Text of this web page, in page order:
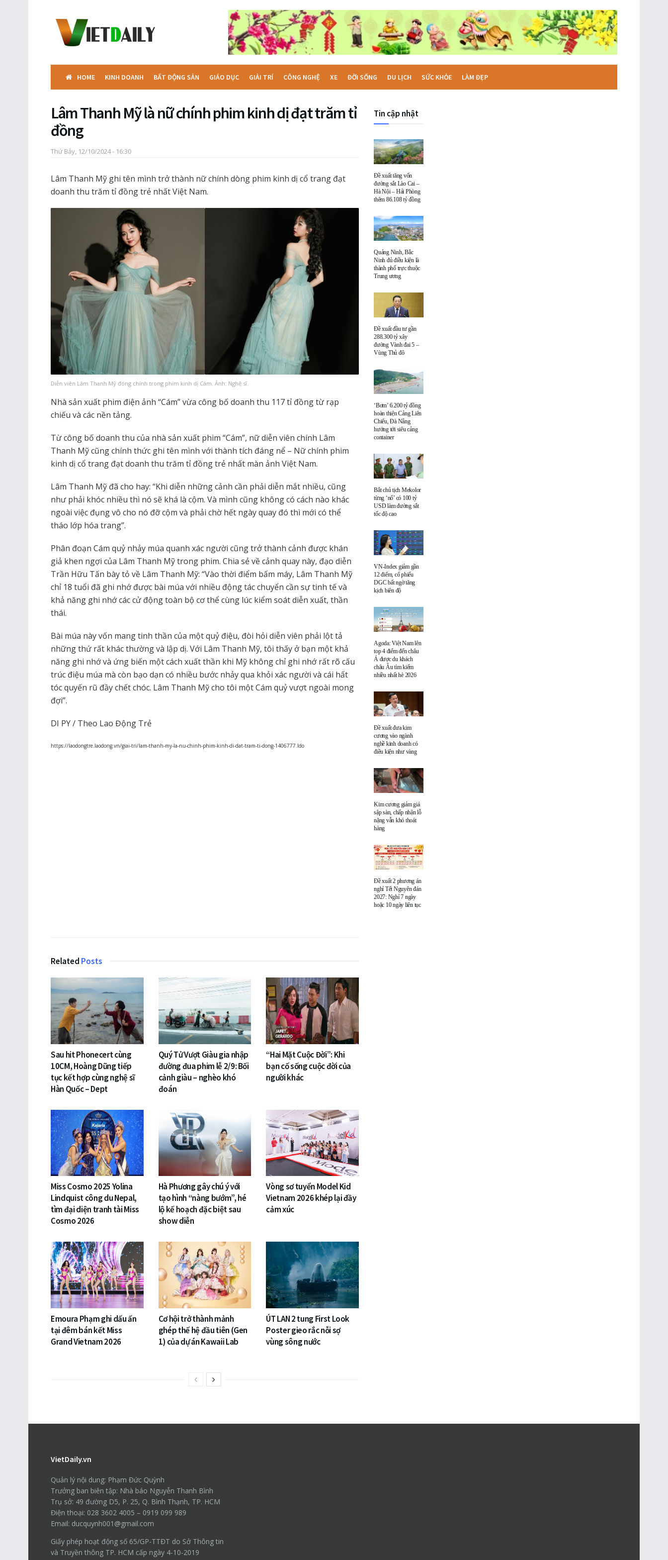
HOME KINH DOANH BẤT ĐỘNG SẢN GIÁO DỤC GIẢI TRÍ CÔNG NGHỆ XE ĐỜI SỐNG DU LỊCH SỨC KHỎE LÀM ĐẸP
Lâm Thanh Mỹ là nữ chính phim kinh dị đạt trăm tỉ
đồng
Thứ Bảy, 12/10/2024 - 16:30
Lâm Thanh Mỹ ghi tên mình trở thành nữ chính dòng phim kinh dị cổ trang đạt
doanh thu trăm tỉ đồng trẻ nhất Việt Nam.
Diễn viên Lâm Thanh Mỹ đóng chính trong phim kinh dị Cám. Ảnh: Nghệ sĩ.
Nhà sản xuất phim điện ảnh “Cám” vừa công bố doanh thu 117 tỉ đồng từ rạp
chiếu và các nền tảng.
Từ công bố doanh thu của nhà sản xuất phim “Cám”, nữ diễn viên chính Lâm
Thanh Mỹ cũng chính thức ghi tên mình với thành tích đáng nể – Nữ chính phim
kinh dị cổ trang đạt doanh thu trăm tỉ đồng trẻ nhất màn ảnh Việt Nam.
Lâm Thanh Mỹ đã cho hay: “Khi diễn những cảnh cần phải diễn mắt nhiều, cũng
như phải khóc nhiều thì nó sẽ khá là cộm. Và mình cũng không có cách nào khác
ngoài việc đụng vô cho nó đỡ cộm và phải chờ hết ngày quay đó thì mới có thể
tháo lớp hóa trang”.
Phân đoạn Cám quỷ nhảy múa quanh xác người cũng trở thành cảnh được khán
giả khen ngợi của Lâm Thanh Mỹ trong phim. Chia sẻ về cảnh quay này, đạo diễn
Trần Hữu Tấn bày tỏ về Lâm Thanh Mỹ: “Vào thời điểm bấm máy, Lâm Thanh Mỹ
chỉ 18 tuổi đã ghi nhớ được bài múa với nhiều động tác chuyển cần sự tinh tế và
khả năng ghi nhớ các cử động toàn bộ cơ thể cùng lúc kiểm soát diễn xuất, thần
thái.
Bài múa này vốn mang tinh thần của một quỷ điệu, đòi hỏi diễn viên phải lột tả
những thứ rất khác thường và lập dị. Với Lâm Thanh Mỹ, tôi thấy ở bạn một khả
năng ghi nhớ và ứng biến một cách xuất thần khi Mỹ không chỉ ghi nhớ rất rõ cấu
trúc điệu múa mà còn bạo dạn có nhiều bước nhảy qua khỏi xác người và cái hất
tóc quyến rũ đầy chết chóc. Lâm Thanh Mỹ cho tôi một Cám quỷ vượt ngoài mong
đợi”.
DI PY / Theo Lao Động Trẻ
https://laodongtre.laodong.vn/giai-tri/lam-thanh-my-la-nu-chinh-phim-kinh-di-dat-tram-ti-dong-1406777.ldo
Related Posts
Sau hit Phonecert cùng
10CM, Hoàng Dũng tiếp
tục kết hợp cùng nghệ sĩ
Hàn Quốc – Dept
Quý Tử Vượt Giàu gia nhập
đường đua phim lễ 2/9: Bối
cảnh giàu – nghèo khó
đoán
“Hai Mặt Cuộc Đời”: Khi
bạn cố sống cuộc đời của
người khác
Miss Cosmo 2025 Yolina
Lindquist công du Nepal,
tìm đại diện tranh tài Miss
Cosmo 2026
Hà Phương gây chú ý với
tạo hình “nàng bướm”, hé
lộ kế hoạch đặc biệt sau
show diễn
Vòng sơ tuyển Model Kid
Vietnam 2026 khép lại đầy
cảm xúc
Emoura Phạm ghi dấu ấn
tại đêm bán kết Miss
Grand Vietnam 2026
Cơ hội trở thành mảnh
ghép thế hệ đầu tiên (Gen
1) của dự án Kawaii Lab
ÚT LAN 2 tung First Look
Poster gieo rắc nỗi sợ
vùng sông nước
Tin cập nhật
Đề xuất tăng vốn
đường sắt Lào Cai –
Hà Nội – Hải Phòng
thêm 86.108 tỷ đồng
Quảng Ninh, Bắc
Ninh đủ điều kiện là
thành phố trực thuộc
Trung ương
Đề xuất đầu tư gần
288.300 tỷ xây
đường Vành đai 5 –
Vùng Thủ đô
‘Bơm’ 6.200 tỷ đồng
hoàn thiện Cảng Liên
Chiểu, Đà Nẵng
hướng tới siêu cảng
container
Bắt chủ tịch Mekolor
từng ‘nổ’ có 100 tỷ
USD làm đường sắt
tốc độ cao
VN-Index giảm gần
12 điểm, cổ phiếu
DGC bất ngờ tăng
kịch biên độ
Agoda: Việt Nam lên
top 4 điểm đến châu
Á được du khách
châu Âu tìm kiếm
nhiều nhất hè 2026
Đề xuất đưa kim
cương vào ngành
nghề kinh doanh có
điều kiện như vàng
Kim cương giảm giá
sập sàn, chấp nhận lỗ
nặng vẫn khó thoát
hàng
Đề xuất 2 phương án
nghỉ Tết Nguyên đán
2027: Nghỉ 7 ngày
hoặc 10 ngày liên tục
VietDaily.vn
Quản lý nội dung: Phạm Đức Quỳnh
Trưởng ban biên tập: Nhà báo Nguyễn Thanh Bình
Trụ sở: 49 đường D5, P. 25, Q. Bình Thạnh, TP. HCM
Điện thoại: 028 3602 4005 – 0919 099 989
Email: ducquynh001@gmail.com
Giấy phép hoạt động số 65/GP-TTĐT do Sở Thông tin
và Truyền thông TP. HCM cấp ngày 4-10-2019